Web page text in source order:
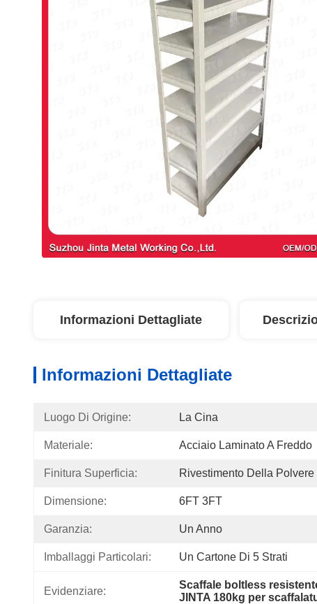
Informazioni Dettagliate
Informazioni Dettagliate
Luogo Di Origine: La Cina
Materiale: Acciaio Laminato A Freddo
Finitura Superficia: Rivestimento Della Polvere
Dimensione: 6FT 3FT
Garanzia: Un Anno
Imballaggi Particolari: Un Cartone Di 5 Strati
Evidenziare:
Scaffale boltless
JINTA 180kg per